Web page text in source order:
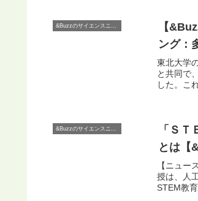
【
ング：
東北大学
と共同で
した。こ
&Buzzのサイエンスニュース
「Ｓ
とは【
【ニュー
授は、人
STEM教